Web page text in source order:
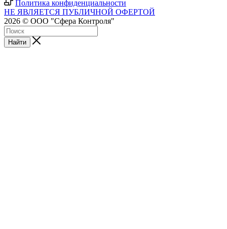
Политика конфиденциальности
НЕ ЯВЛЯЕТСЯ ПУБЛИЧНОЙ ОФЕРТОЙ
2026 © ООО "Сфера Контроля"
Найти